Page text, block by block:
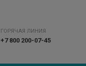
ГОРЯЧАЯ ЛИНИЯ
+7 800 200-07-45